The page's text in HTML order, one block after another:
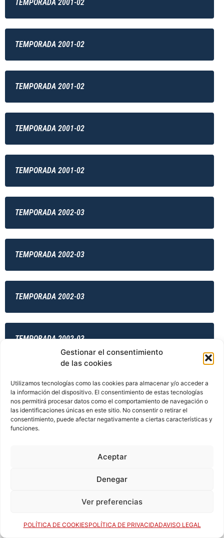
Gestionar el consentimiento
de las cookies
Utilizamos tecnologías como las cookies para almacenar y/o acceder a
la información del dispositivo. El consentimiento de estas tecnologías
nos permitirá procesar datos como el comportamiento de navegación o
las identificaciones únicas en este sitio. No consentir o retirar el
consentimiento, puede afectar negativamente a ciertas características y
funciones.
Aceptar
Denegar
Ver preferencias
POLÍTICA DE COOKIESPOLÍTICA DE PRIVACIDADAVISO LEGAL
TEMPORADA 2001-02
TEMPORADA 2001-02
TEMPORADA 2001-02
TEMPORADA 2001-02
TEMPORADA 2001-02
TEMPORADA 2002-03
TEMPORADA 2002-03
TEMPORADA 2002-03
TEMPORADA 2002-03
TEMPORADA 2003-04
TEMPORADA 2003-04
TEMPORADA 2003-04